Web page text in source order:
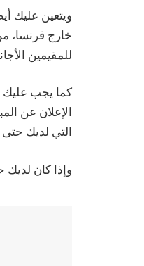
ويتعين عليك
خارج فرنسا،
للمقيمين
كما يجب عليك
الإعلان عن
التي لديك
وإذا كان لديك